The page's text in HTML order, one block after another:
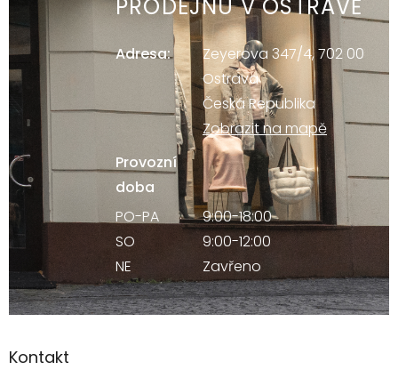
PRODEJNU V OSTRAVĚ
Adresa:
Zeyerova 347/4, 702 00
Ostrava
Česká Republika
Zobrazit na mapě
Provozní
doba
PO-PA
9:00-18:00
SO
9:00-12:00
NE
Zavřeno
Kontakt